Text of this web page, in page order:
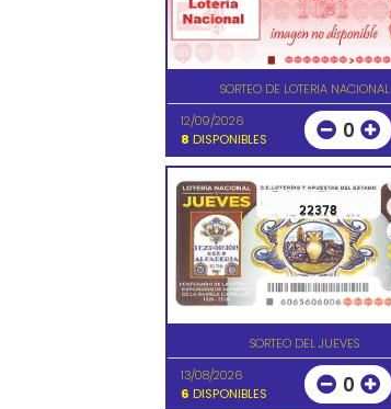
SORTEO DE LOTERIA NACIONAL
12/09/2026
8 DISPONIBLES 0
22378
SORTEO DEL JUEVES
13/08/2026
6 DISPONIBLES 0